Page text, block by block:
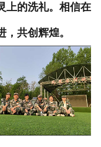
上的洗礼。相信在
共创辉煌。